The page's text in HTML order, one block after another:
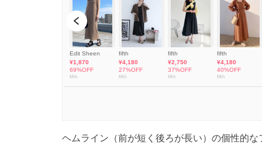
ヘムライン（前が短く後ろが長い）の個性的